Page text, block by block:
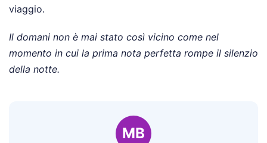
viaggio.
Il domani non è mai stato così vicino come nel
momento in cui la prima nota perfetta rompe il silenzio
della notte.
MB